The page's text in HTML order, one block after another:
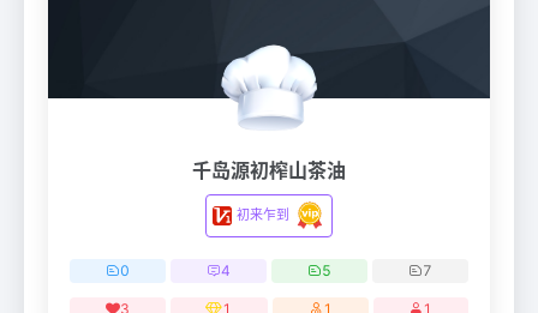
千岛源初榨山茶油
初来乍到
0 4 5 7
3 1 1 1